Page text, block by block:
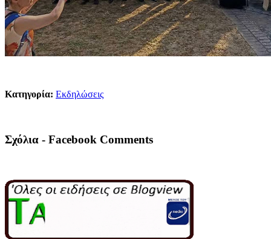
Κατηγορία: Εκδηλώσεις
Σχόλια - Facebook Comments